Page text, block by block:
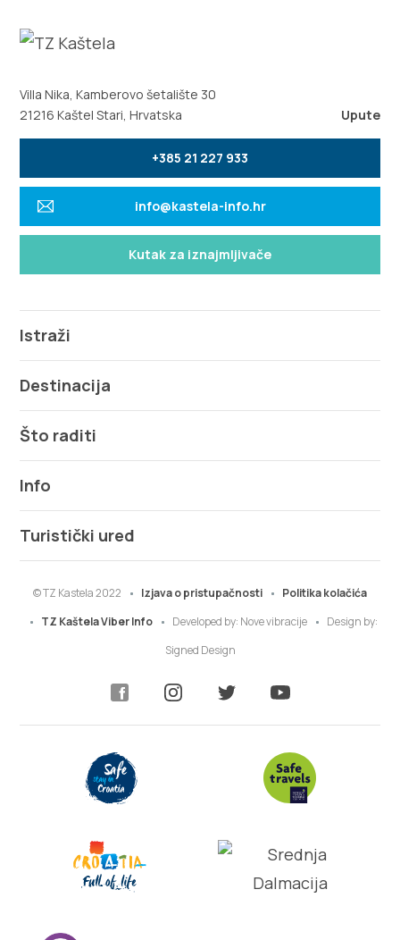
Villa Nika, Kamberovo šetalište 30
21216 Kaštel Stari, Hrvatska
Upute
+385 21 227 933
info@kastela-info.hr
Kutak za iznajmljivače
Istraži
Destinacija
Što raditi
Info
Turistički ured
© TZ Kastela 2022 Izjava o pristupačnosti
Politika kolačića
TZ Kaštela Viber Info
Developed by: Nove vibracije
Design by:
Signed Design